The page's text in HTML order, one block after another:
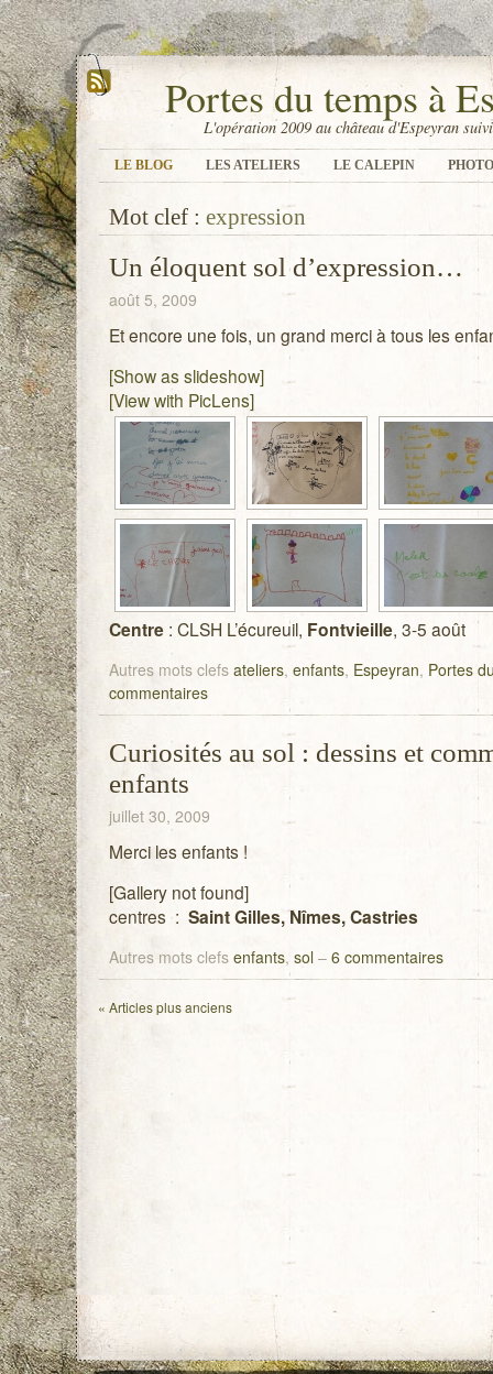
Portes du temps à
L'opération 2009 au château d'Espeyran
LE BLOG LES ATELIERS LE CALEPIN
Mot clef : expression
Un éloquent sol d’expression…
août 5, 2009
Et encore une fois, un grand merci à tous les
[Show as slideshow]
[View with PicLens]
Centre: CLSH L’écureuil, Fontvieille, 3-5 août
Autres mots clefs ateliers, enfants, Espeyran, Portes
commentaires
Curiosités au sol : dessins et
enfants
juillet 30, 2009
Merci les enfants !
[Gallery not found]
centres : Saint Gilles, Nîmes, Castries
Autres mots clefs enfants, sol – 6 commentaires
« Articles plus anciens